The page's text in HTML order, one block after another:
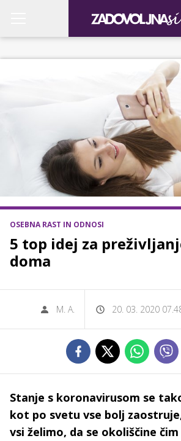
OSEBNA RAST IN ODNOSI
5 top idej za
doma
M. A. 20. 03. 2020
Stanje s koronavirusom se
kot po svetu vse bolj
vsi želimo, da se okoliščine